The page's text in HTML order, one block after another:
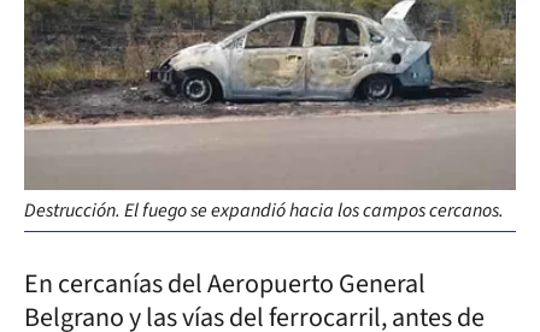
Destrucción. El fuego se expandió hacia los campos cercanos.
En cercanías del Aeropuerto General
Belgrano y las vías del ferrocarril, antes de